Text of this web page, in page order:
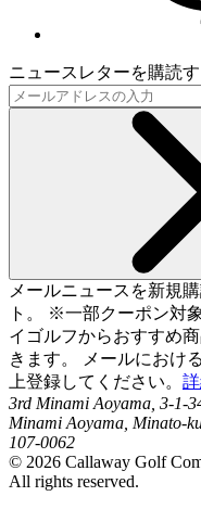
ニュースレターを購読
メールニュースを新規
ト。 ※一部クーポン対
イゴルフからおすすめ
きます。 メールにおけ
上登録してください。
3rd Minami Aoyama, 3-1-
Minami Aoyama, Minato-
107-0062
© 2026 Callaway Golf
All rights reserved.